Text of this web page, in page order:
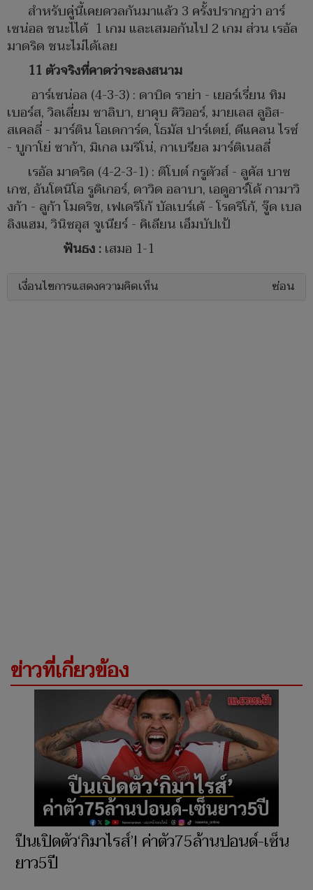
สำหรับคู่นี้เคยดวลกันมาแล้ว 3 ครั้งปรากฏว่า อาร์
เซน่อล ชนะไได้ 1 เกม และเสมอกันไป 2 เกม ส่วน เรอัล
มาดริด ชนะไม่ได้เลย
11 ตัวจริงที่คาดว่าจะลงสนาม
อาร์เซน่อล (4-3-3) : ดาบิด ราย่า - เยอร์เรี่ยน ทิม
เบอร์ส, วิลเลี่ยม ซาลิบา, ยาคุบ คิวิออร์, มายเลส ลูอิส-
สเคลลี่ - มาร์ติน โอเดการ์ด, โธมัส ปาร์เตย์, ดีแคลน ไรซ์
- บูกาโย่ ซาก้า, มิเกล เมริโน่, กาเบรียล มาร์ติเนลลี่
เรอัล มาดริด (4-2-3-1) : ติโบต์ กรูตัวส์ - ลูคัส บาซ
เกซ, อันโตนิโอ รูดิเกอร์, ดาวิด อลาบา, เอดูอาร์โด้ กามาวิ
งก้า - ลูก้า โมดริช, เฟเดริโก้ บัลเบร์เด้ - โรดริโก้, จู๊ด เบล
ลิงแฮม, วินิซอุส จูเนียร์ - คิเลียน เอ็มบัปเป้
ฟันธง :เสมอ 1-1
เงื่อนไขการแสดงความคิดเห็น ซ่อน
ข่าวที่เกี่ยวข้อง
ปืนเปิดตัว‘กิมาไรส์’! ค่าตัว75ล้านปอนด์-เซ็น
ยาว5ปี